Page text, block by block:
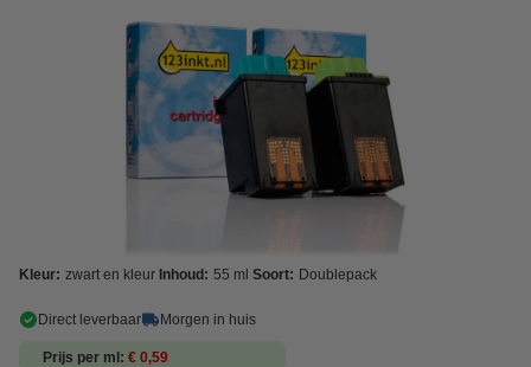
Kleur: zwart en kleur Inhoud: 55 ml Soort: Doublepack
Direct leverbaar Morgen in huis
Prijs per ml € 0,59